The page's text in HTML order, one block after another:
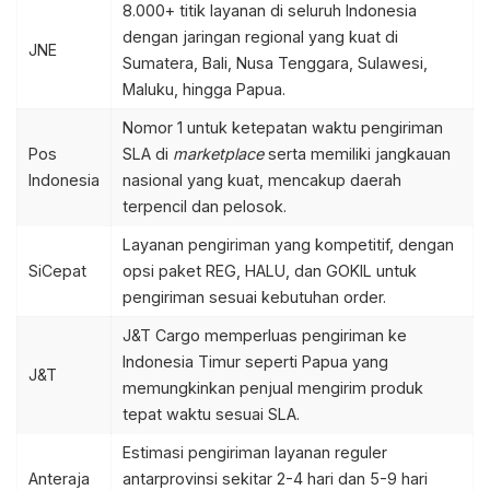
JNE
8.000+ titik layanan di seluruh Indonesia
dengan jaringan regional yang kuat di
Sumatera, Bali, Nusa Tenggara, Sulawesi,
Maluku, hingga Papua.
Pos
Indonesia
Nomor 1 untuk ketepatan waktu pengiriman
SLA di marketplaceserta memiliki jangkauan
nasional yang kuat, mencakup daerah
terpencil dan pelosok.
SiCepat
Layanan pengiriman yang kompetitif, dengan
opsi paket REG, HALU, dan GOKIL untuk
pengiriman sesuai kebutuhan order.
J&T
J&T Cargo memperluas pengiriman ke
Indonesia Timur seperti Papua yang
memungkinkan penjual mengirim produk
tepat waktu sesuai SLA.
Anteraja
Estimasi pengiriman layanan reguler
antarprovinsi sekitar 2-4 hari dan 5-9 hari